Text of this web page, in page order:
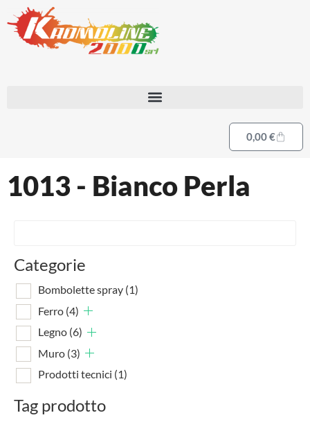
0,00€
1013 - Bianco Perla
Categorie
Bombolette spray (1)
Ferro (4)
Legno (6)
Muro (3)
Prodotti tecnici (1)
Tag prodotto